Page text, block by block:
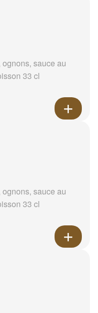
sauce au
33 cl
sauce au
33 cl